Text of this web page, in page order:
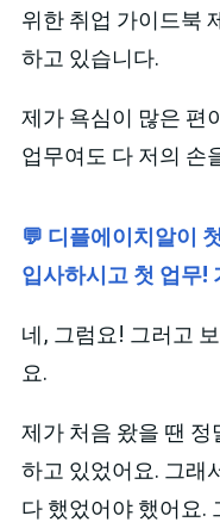
위한 취업 가이드북
하고 있습니다.
제가 욕심이 많은 편
업무여도 다 저의 손
💬 디플에이치알이
입사하시고 첫 업무!
네, 그럼요! 그러고
요.
제가 처음 왔을 땐
하고 있었어요. 그래
다 했었어야 했어요.